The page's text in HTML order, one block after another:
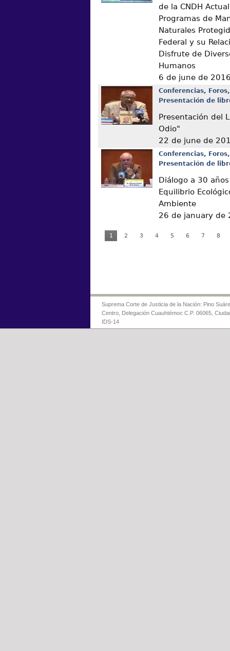
de la CNDH
Programas de
Naturales
Federal y su
Disfrute de
Humanos
6 de june de
Conferencias,
Presentación de
Presentación del
Odio"
22 de june de
Conferencias,
Presentación de
Diálogo a 30
Equilibrio
Ambiente
26 de january de
1 2 3 4 5 6 7 8
Suprema Corte de Justicia de la Nación: Pino
Centro, Delegación Cuauhtémoc C.P. 06065,
IDS-14